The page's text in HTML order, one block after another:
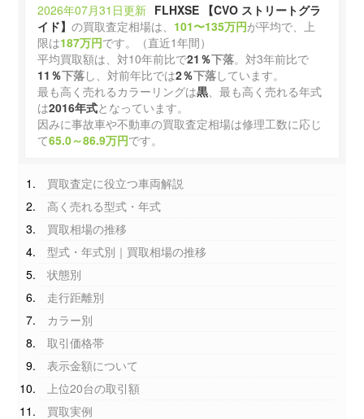
2026年07月31日更新 FLHXSE 【CVO ストリートグラ
イド】の買取査定相場は、 101〜135万円が平均で、上
限は187万円です。（直近1年間）
平均買取額は、対10年前比で21％下落。対3年前比で
11％下落し、対前年比では2％下落しています。
最も高く売れるカラーリングは黒 、最も高く売れる年式
は2016年式となっています。
因みに事故車や不動車の買取査定相場は修理工数に応じ
て65.0～86.9万円です。
買取査定に役立つ車両解説
高く売れる型式・年式
買取相場の推移
型式・年式別｜買取相場の推移
状態別
走行距離別
カラー別
取引価格帯
表示金額について
上位20台の取引額
買取実例